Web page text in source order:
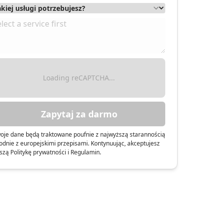
Loading reCAPTCHA...
Zapytaj za darmo
dane będą traktowane poufnie z najwyższą starannością
z europejskimi przepisami. Kontynuując, akceptujesz
Politykę prywatności i Regulamin.